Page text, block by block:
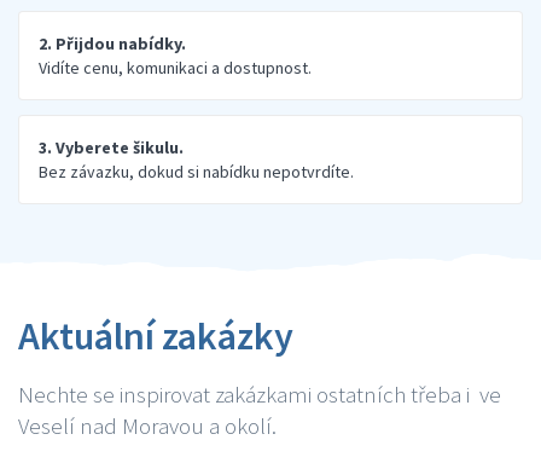
2. Přijdou nabídky.
Vidíte cenu, komunikaci a dostupnost.
3. Vyberete šikulu.
Bez závazku, dokud si nabídku nepotvrdíte.
Aktuální zakázky
Nechte se inspirovat zakázkami ostatních třeba i ve
Veselí nad Moravou a okolí.